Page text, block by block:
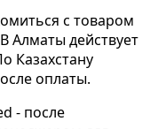
с товаром
Алматы действует
Казахстану
оплаты.
- после